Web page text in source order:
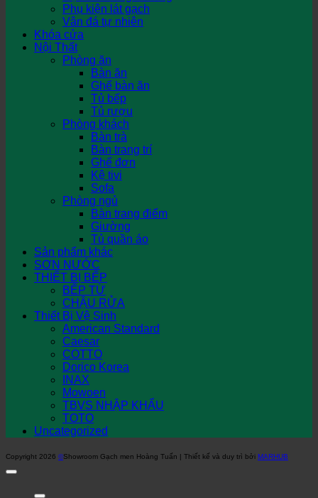
Phụ kiện lát gạch
Vân đá tự nhiên
Khóa cửa
Nội Thất
Phòng ăn
Bàn ăn
Ghế bàn ăn
Tủ bếp
Tủ rượu
Phòng khách
Bàn trà
Bàn trang trí
Ghế đơn
Kệ tivi
Sofa
Phòng ngủ
Bàn trang điểm
Giường
Tủ quần áo
Sản phẩm khác
SƠN NƯỚC
THIẾT BỊ BẾP
BẾP TỪ
CHẬU RỬA
Thiết Bị Vệ Sinh
American Standard
Caesar
COTTO
Dorico Korea
INAX
Mowoen
TBVS NHẬP KHẨU
TOTO
Uncategorized
Copyright 2026 ©Showroom Gạch men Hoàng Tuấn | Thiết kế và duy trì bởi MARHUB